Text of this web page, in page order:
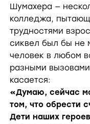
Шумахера —
колледжа,
трудностями
сиквел был бы не
человек в любом
разными
касается:
«Думаю, сейчас
том, что обрести
Дети наших